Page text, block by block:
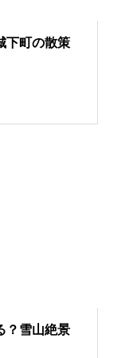
下町の散策
？雪山絶景